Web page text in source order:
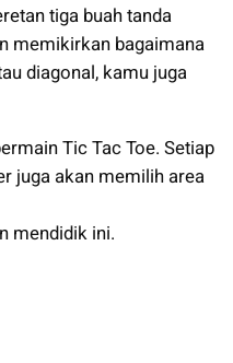
tiga buah tanda
memikirkan bagaimana
diagonal, kamu juga
Tic Tac Toe. Setiap
juga akan memilih area
mendidik ini.